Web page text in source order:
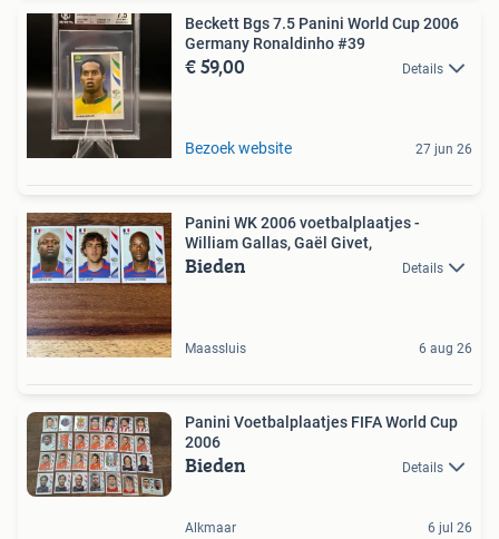
Beckett Bgs 7.5 Panini World Cup 2006
Germany Ronaldinho #39
€ 59,00 Details
Bezoek website 27 jun 26
Panini WK 2006 voetbalplaatjes -
William Gallas, Gaël Givet,
Bieden Details
Maassluis 6 aug 26
Panini Voetbalplaatjes FIFA World Cup
2006
Bieden Details
Alkmaar 6 jul 26